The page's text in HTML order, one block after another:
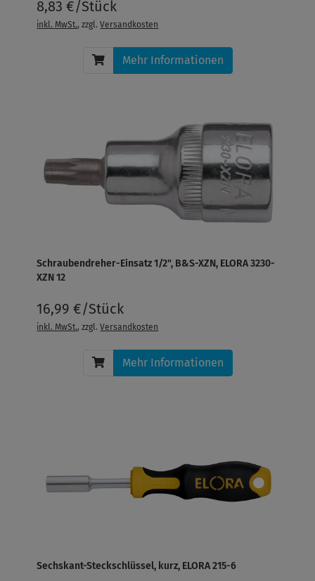
8,83 €/Stück
inkl. MwSt., zzgl.Versandkosten
Mehr Informationen
Schraubendreher-Einsatz 1/2", B&S-XZN, ELORA 3230-
XZN 12
16,99 €/Stück
inkl. MwSt., zzgl.Versandkosten
Mehr Informationen
Sechskant-Steckschlüssel, kurz, ELORA 215-6